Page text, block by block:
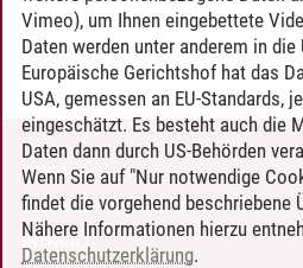
KONTAKT
LEUPHANA ALS ARBEITGEBER
INTRANET
Vimeo), um Ihnen eingebettete
Daten werden unter anderem in
Europäische Gerichtshof hat das
USA, gemessen an EU-Standards,
eingeschätzt. Es besteht auch die
Daten dann durch US-Behörden
Wenn Sie auf "Nur notwendige
findet die vorgehend
Nähere Informationen hierzu
Datenschutzerklärung.